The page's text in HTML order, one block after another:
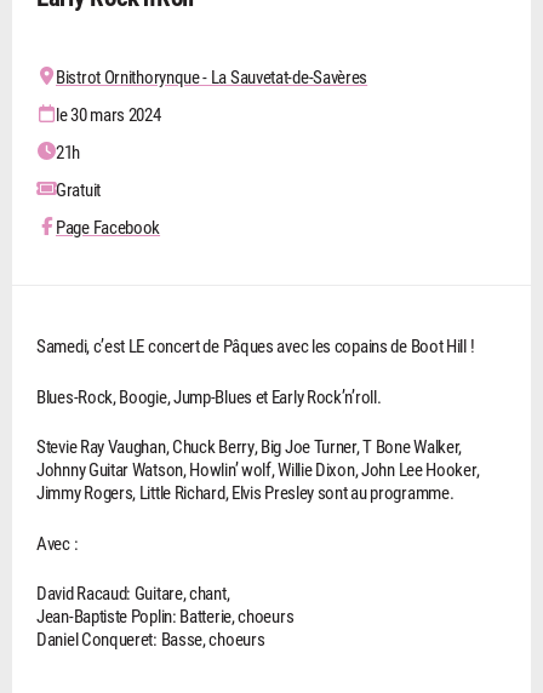
Bistrot Ornithorynque - La Sauvetat-de-Savères
le 30 mars 2024
21h
Gratuit
Page Facebook
Samedi, c’est LE concert de Pâques avec les copains de Boot Hill !
Blues-Rock, Boogie, Jump-Blues et Early Rock’n’roll.
Stevie Ray Vaughan, Chuck Berry, Big Joe Turner, T Bone Walker,
Johnny Guitar Watson, Howlin’ wolf, Willie Dixon, John Lee Hooker,
Jimmy Rogers, Little Richard, Elvis Presley sont au programme.
Avec :
David Racaud: Guitare, chant,
Jean-Baptiste Poplin: Batterie, choeurs
Daniel Conqueret: Basse, choeurs